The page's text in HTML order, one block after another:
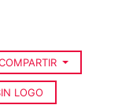
LOGO